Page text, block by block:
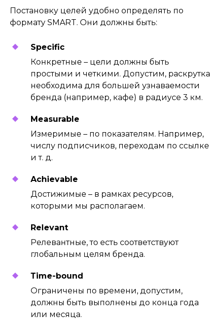
Постановку целей удобно определять по
формату SMART. Они должны быть:
Specific
Конкретные – цели должны быть
простыми и четкими. Допустим, раскрутка
необходима для большей узнаваемости
бренда (например, кафе) в радиусе 3 км.
Measurable
Измеримые – по показателям. Например,
числу подписчиков, переходам по ссылке
и т. д.
Achievable
Достижимые – в рамках ресурсов,
которыми мы располагаем.
Relevant
Релевантные, то есть соответствуют
глобальным целям бренда.
Тime-bound
Ограничены по времени, допустим,
должны быть выполнены до конца года
или месяца.
С помощью контента можно
удержать и разогреть
привлечь новых подписчиков
и держать активность в
сообществе на приличном уровне.
Среди проверенных вариантов
взаимодействия – различные